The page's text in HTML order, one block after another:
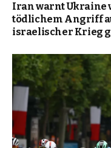
Iran warnt Ukraine
tödlichem Angriff
israelischer Krieg